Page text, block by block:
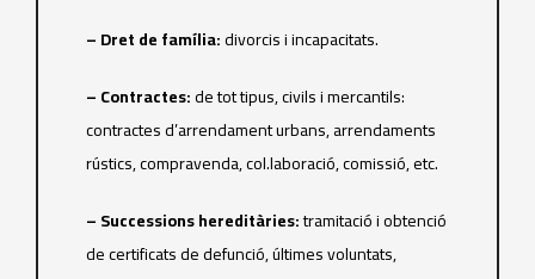
– Dret de família:divorcis i incapacitats.
– Contractes:de tot tipus, civils i mercantils:
contractes d’arrendament urbans, arrendaments
rústics, compravenda, col.laboració, comissió, etc.
– Successions hereditàries:tramitació i obtenció
de certificats de defunció, últimes voluntats,